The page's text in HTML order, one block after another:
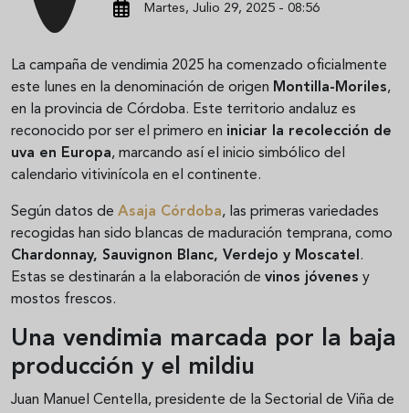
Martes, Julio 29, 2025 - 08:56
La campaña de vendimia 2025 ha comenzado oficialmente
este lunes en la denominación de origen Montilla-Moriles,
en la provincia de Córdoba. Este territorio andaluz es
reconocido por ser el primero en iniciar la recolección de
uva en Europa, marcando así el inicio simbólico del
calendario vitivinícola en el continente.
Según datos de Asaja Córdoba, las primeras variedades
recogidas han sido blancas de maduración temprana, como
Chardonnay, Sauvignon Blanc, Verdejo y Moscatel .
Estas se destinarán a la elaboración de vinos jóvenes y
mostos frescos.
Una vendimia marcada por la baja
producción y el mildiu
Juan Manuel Centella, presidente de la Sectorial de Viña de